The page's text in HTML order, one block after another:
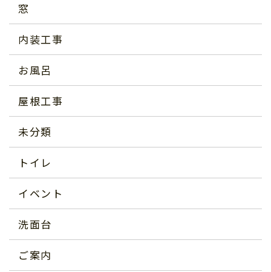
窓
内装工事
お風呂
屋根工事
未分類
トイレ
イベント
洗面台
ご案内